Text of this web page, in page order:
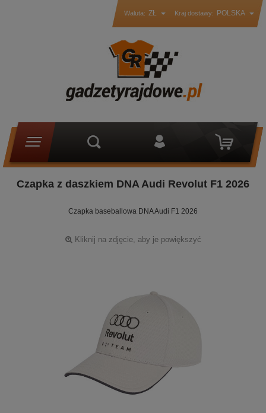
Waluta: ZŁ Kraj dostawy: POLSKA
Czapka z daszkiem DNA Audi Revolut F1 2026
Czapka baseballowa DNA Audi F1 2026
Kliknij na zdjęcie, aby je powiększyć